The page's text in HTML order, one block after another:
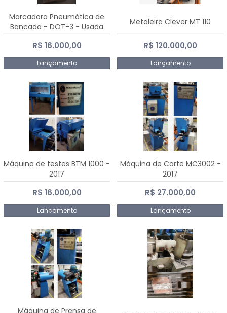
Marcadora Pneumática de
Bancada - DOT-3 - Usada
R$ 16.000,00
Lançamento
Metaleira Clever MT 110
R$ 120.000,00
Lançamento
Máquina de testes BTM 1000 -
2017
R$ 16.000,00
Lançamento
Máquina de Corte MC3002 -
2017
R$ 27.000,00
Lançamento
Máquina de Prensa de